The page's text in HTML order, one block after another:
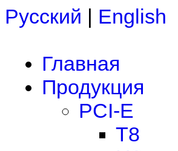
Русский | English
Главная
Продукция
PCI-E
T8